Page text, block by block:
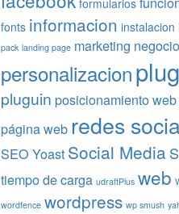
fonts informacion instalacion
pack landing page marketing negocio
personalizacion
pluguin posicionamiento web
página web redes
SEO Yoast Social Media
tiempo de carga udraftPlus web
wordfence wordpress wp smush